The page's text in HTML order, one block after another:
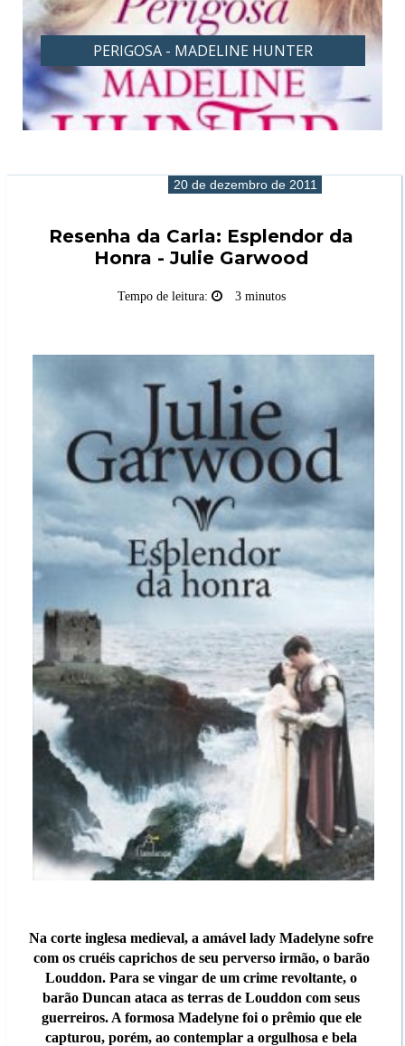
PERIGOSA - MADELINE HUNTER
20 de dezembro de 2011
Resenha da Carla: Esplendor da
Honra - Julie Garwood
Tempo de leitura: 3 minutos
Na corte inglesa medieval, a amável lady Madelyne sofre
com os cruéis caprichos de seu perverso irmão, o barão
Louddon. Para se vingar de um crime revoltante, o
barão Duncan ataca as terras de Louddon com seus
guerreiros. A formosa Madelyne foi o prêmio que ele
capturou, porém, ao contemplar a orgulhosa e bela